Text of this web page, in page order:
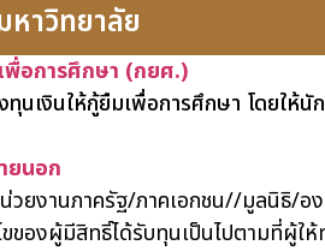
าวิทยาลัย
พื่อการศึกษา (กยศ.)
ทุนเงินให้กู้ยืมเพื่อการศึกษา โดยให้
ยนอก
วยงานภาครัฐ/ภาคเอกชน//มูลนิธิ/
ของผู้มีสิทธิ์ได้รับทุนเป็นไปตามที่ผู้ใ